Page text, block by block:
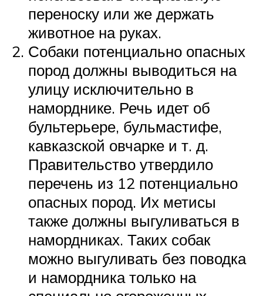
переноску или же держать
животное на руках.
Собаки потенциально опасных
пород должны выводиться на
улицу исключительно в
наморднике. Речь идет об
бультерьере, бульмастифе,
кавказской овчарке и т. д.
Правительство утвердило
перечень из 12 потенциально
опасных пород. Их метисы
также должны выгуливаться в
намордниках. Таких собак
можно выгуливать без поводка
и намордника только на